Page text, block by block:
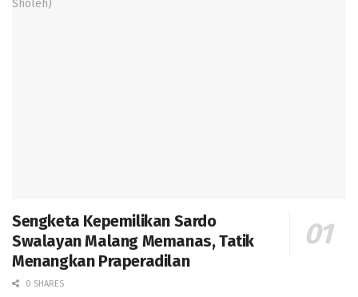
Sengketa Kepemilikan Sardo
Swalayan Malang Memanas, Tatik
Menangkan Praperadilan
0 SHARES